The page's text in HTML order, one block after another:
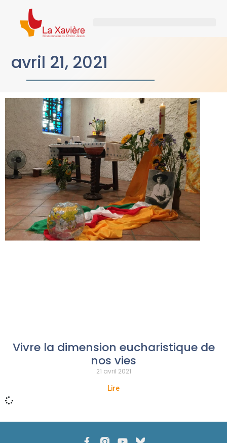
avril 21, 2021
Vivre la dimension eucharistique de
nos vies
21 avril 2021
Lire